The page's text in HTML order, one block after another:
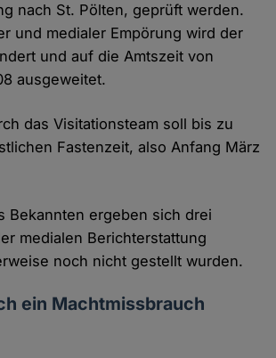
nach St. Pölten, geprüft werden.
und medialer Empörung wird der
und auf die Amtszeit von
ausgeweitet.
das Visitationsteam soll bis zu
Fastenzeit, also Anfang März
Bekannten ergeben sich drei
medialen Berichterstattung
noch nicht gestellt wurden.
ein Machtmissbrauch